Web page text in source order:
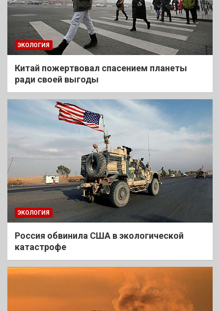
ЭКОЛОГИЯ
Китай пожертвовал спасением планеты
ради своей выгоды
ЭКОЛОГИЯ
Россия обвинила США в экологической
катастрофе